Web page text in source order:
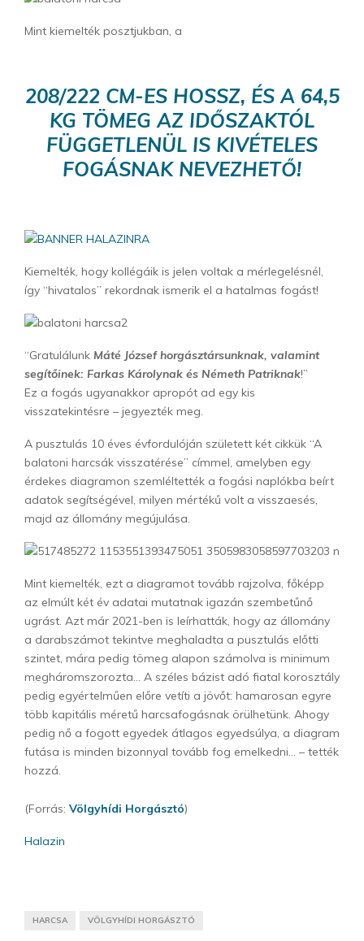
Mint kiemelték posztjukban, a
208/222 CM-ES HOSSZ, ÉS A 64,5
KG TÖMEG AZ IDŐSZAKTÓL
FÜGGETLENÜL IS KIVÉTELES
FOGÁSNAK NEVEZHETŐ!
Kiemelték, hogy kollégáik is jelen voltak a mérlegelésnél,
így “hivatalos” rekordnak ismerik el a hatalmas fogást!
“Gratulálunk Máté József horgásztársunknak, valamint
segítőinek: Farkas Károlynak és Németh Patriknak!”
Ez a fogás ugyanakkor apropót ad egy kis
visszatekintésre – jegyezték meg.
A pusztulás 10 éves évfordulóján született két cikkük “A
balatoni harcsák visszatérése” címmel, amelyben egy
érdekes diagramon szemléltették a fogási naplókba beírt
adatok segítségével, milyen mértékű volt a visszaesés,
majd az állomány megújulása.
Mint kiemelték, ezt a diagramot tovább rajzolva, főképp
az elmúlt két év adatai mutatnak igazán szembetűnő
ugrást. Azt már 2021-ben is leírhatták, hogy az állomány
a darabszámot tekintve meghaladta a pusztulás előtti
szintet, mára pedig tömeg alapon számolva is minimum
megháromszorozta… A széles bázist adó fiatal korosztály
pedig egyértelműen előre vetíti a jövőt: hamarosan egyre
több kapitális méretű harcsafogásnak örülhetünk. Ahogy
pedig nő a fogott egyedek átlagos egyedsúlya, a diagram
futása is minden bizonnyal tovább fog emelkedni… – tették
hozzá.
(Forrás: Völgyhídi Horgásztó)
Halazin
HARCSA VÖLGYHÍDI HORGÁSZTÓ